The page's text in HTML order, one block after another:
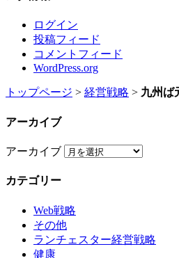
ログイン
投稿フィード
コメントフィード
WordPress.org
トップページ > 経営戦略 > 九州ば
アーカイブ
アーカイブ
カテゴリー
Web戦略
その他
ランチェスター経営戦略
健康